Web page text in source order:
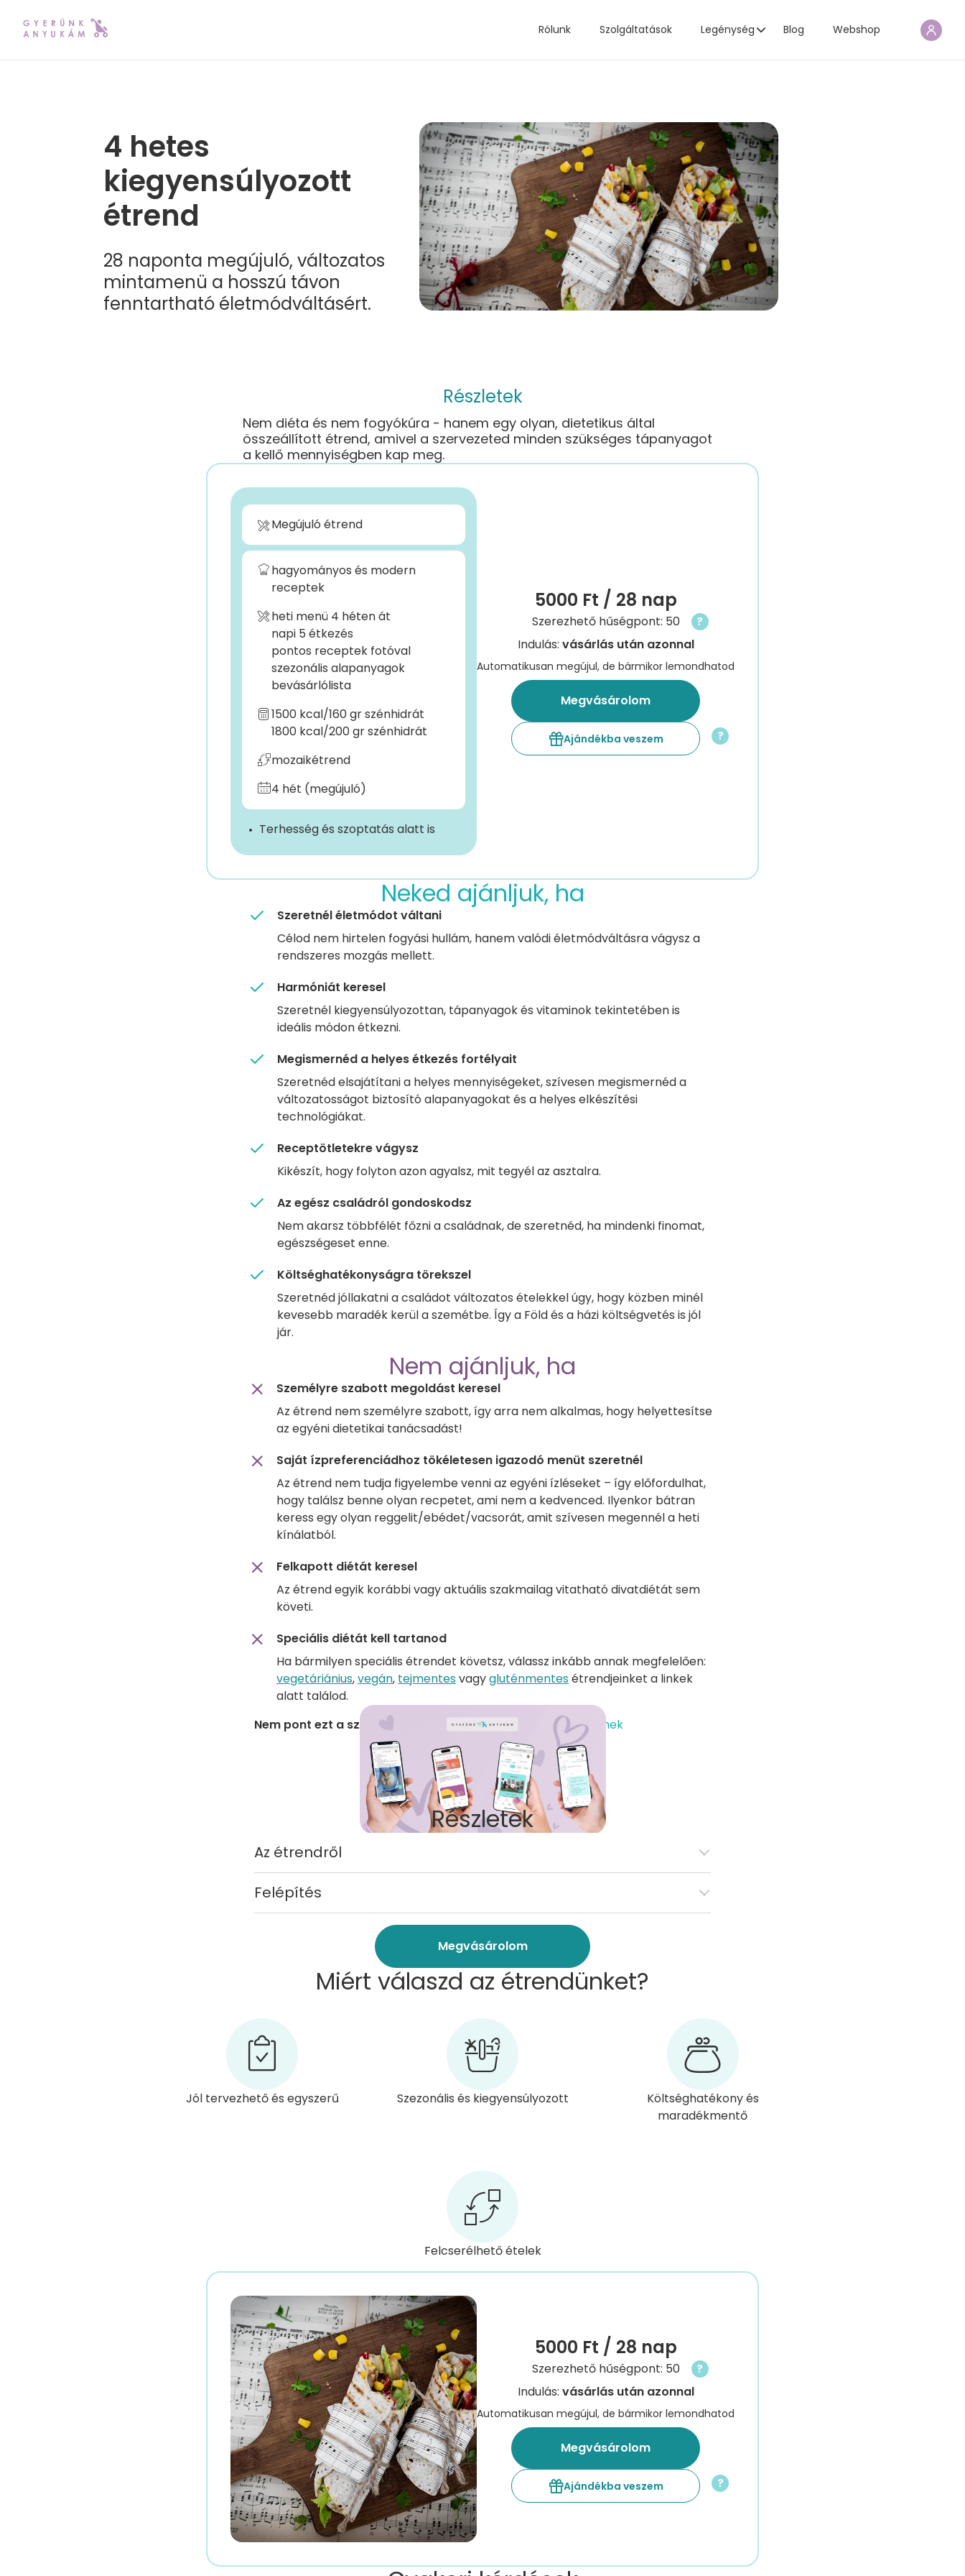
Rólunk Szolgáltatások Legénység Blog Webshop
4 hetes
kiegyensúlyozott
étrend
28 naponta megújuló, változatos
mintamenü a hosszú távon
fenntartható életmódváltásért.
Részletek
Nem diéta és nem fogyókúra - hanem egy olyan, dietetikus által
összeállított étrend, amivel a szervezeted minden szükséges tápanyagot
a kellő mennyiségben kap meg.
Megújuló étrend
hagyományos és modern
receptek
heti menü 4 héten át
napi 5 étkezés
pontos receptek fotóval
szezonális alapanyagok
bevásárlólista
1500 kcal/160 gr szénhidrát
1800 kcal/200 gr szénhidrát
mozaikétrend
4 hét (megújuló)
Terhesség és szoptatás alatt is
5000 Ft / 28 nap
Szerezhető hűségpont: 50
?
Indulás: vásárlás után azonnal
Automatikusan megújul, de bármikor lemondhatod
Megvásárolom
Ajándékba veszem ?
Neked ajánljuk, ha
Szeretnél életmódot váltani
Célod nem hirtelen fogyási hullám, hanem valódi életmódváltásra vágysz a
rendszeres mozgás mellett.
Harmóniát keresel
Szeretnél kiegyensúlyozottan, tápanyagok és vitaminok tekintetében is
ideális módon étkezni.
Megismernéd a helyes étkezés fortélyait
Szeretnéd elsajátítani a helyes mennyiségeket, szívesen megismernéd a
változatosságot biztosító alapanyagokat és a helyes elkészítési
technológiákat.
Receptötletekre vágysz
Kikészít, hogy folyton azon agyalsz, mit tegyél az asztalra.
Az egész családról gondoskodsz
Nem akarsz többfélét főzni a családnak, de szeretnéd, ha mindenki finomat,
egészségeset enne.
Költséghatékonyságra törekszel
Szeretnéd jóllakatni a családot változatos ételekkel úgy, hogy közben minél
kevesebb maradék kerül a szemétbe. Így a Föld és a házi költségvetés is jól
jár.
Nem ajánljuk, ha
Személyre szabott megoldást keresel
Az étrend nem személyre szabott, így arra nem alkalmas, hogy helyettesítse
az egyéni dietetikai tanácsadást!
Saját ízpreferenciádhoz tökéletesen igazodó menüt szeretnél
Az étrend nem tudja figyelembe venni az egyéni ízléseket – így előfordulhat,
hogy találsz benne olyan recpetet, ami nem a kedvenced. Ilyenkor bátran
keress egy olyan reggelit/ebédet/vacsorát, amit szívesen megennél a heti
kínálatból.
Felkapott diétát keresel
Az étrend egyik korábbi vagy aktuális szakmailag vitatható divatdiétát sem
követi.
Speciális diétát kell tartanod
Ha bármilyen speciális étrendet követsz, válassz inkább annak megfelelően:
vegetáriánius,vegán, tejmentesvagygluténmentesétrendjeinket a linkek
alatt találod.
Nem pont ezt a szolgáltatást keresed?
Ezek is érdekelhetnek
Részletek
Az étrendről
Felépítés
Megvásárolom
Miért válaszd az étrendünket?
Jól tervezhető és egyszerű Szezonális és kiegyensúlyozott
Költséghatékony és
maradékmentő
Felcserélhető ételek
5000 Ft / 28 nap
Szerezhető hűségpont: 50
?
Indulás: vásárlás után azonnal
Automatikusan megújul, de bármikor lemondhatod
Megvásárolom
Ajándékba veszem ?